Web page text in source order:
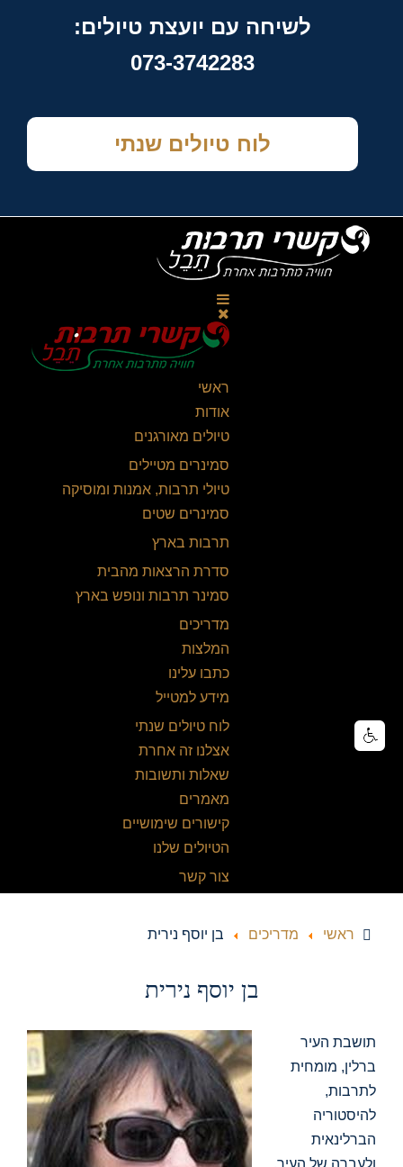
לשיחה עם יועצת טיולים:
073-3742283
לוח טיולים שנתי
ראשי
אודות
טיולים מאורגנים
סמינרים מטיילים
טיולי תרבות, אמנות ומוסיקה
סמינרים שטים
תרבות בארץ
סדרת הרצאות מהבית
סמינר תרבות ונופש בארץ
מדריכים
המלצות
כתבו עלינו
מידע למטייל
לוח טיולים שנתי
אצלנו זה אחרת
שאלות ותשובות
מאמרים
קישורים שימושיים
הטיולים שלנו
צור קשר
ראשי מדריכים בן יוסף נירית
בן יוסף נירית
תושבת העיר
ברלין, מומחית
לתרבות,
להיסטוריה
הברלינאית
ולעברה של העיר.